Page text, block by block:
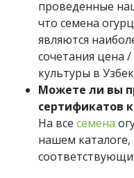
проведенные
что семена
являются
сочетания цена
культуры в
Можете ли вы
сертификатов
На все семена
нашем каталоге,